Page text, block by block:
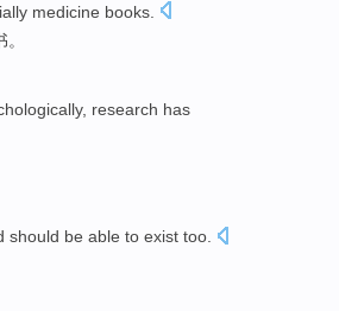
medicine books
。
, research has
should be able to exist too